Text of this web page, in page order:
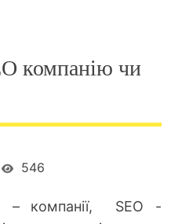
компанію чи
546
– компанії, SEO -